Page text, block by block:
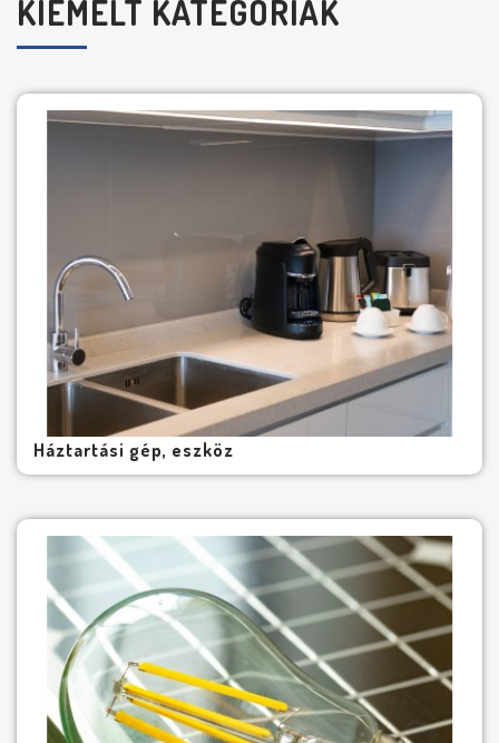
KIEMELT KATEGÓRIÁK
Háztartási gép, eszköz